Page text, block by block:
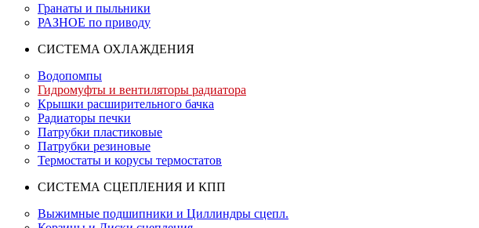
Гранаты и пыльники
РАЗНОЕ по приводу
СИСТЕМА ОХЛАЖДЕНИЯ
Водопомпы
Гидромуфты и вентиляторы радиатора
Крышки расширительного бачка
Радиаторы печки
Патрубки пластиковые
Патрубки резиновые
Термостаты и корусы термостатов
СИСТЕМА СЦЕПЛЕНИЯ И КПП
Выжимные подшипники и Циллиндры сцепл.